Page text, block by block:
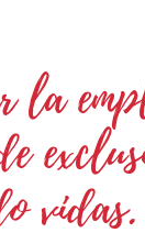
la
vidas.